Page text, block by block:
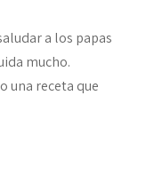
a los papas
mucho.
una receta que